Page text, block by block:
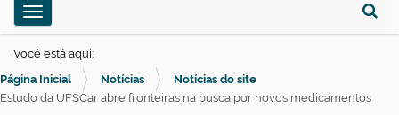
Busca
e
g
Toggle navigation
Você está aqui:
Página Inicial
Notícias
Notícias do site
Estudo da UFSCar abre fronteiras na busca por novos medicamentos